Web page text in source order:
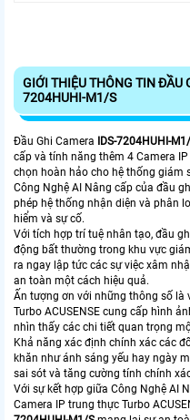
GIỚI THIỆU THÔNG TIN ĐẦU
7204HUHI-M1/S
Đầu Ghi Camera IDS-7204HUHI-
cấp và tính năng thêm 4 Camera
chọn hoàn hảo cho hệ thống giám
Công Nghệ AI Nâng cấp của đầu
phép hệ thống nhận diện và phân
hiểm và sự cố.
Với tích hợp trí tuệ nhân tạo, đầu
động bất thường trong khu vực
ra ngay lập tức các sự việc xâm
an toàn một cách hiệu quả.
Ấn tượng ơn với những thông số là
Turbo ACUSENSE cung cấp hình
nhìn thấy các chi tiết quan trọng
Khả năng xác định chính xác các
khăn như ánh sáng yếu hay ngày
sai sót và tăng cường tính chính
Với sự kết hợp giữa Công Nghệ AI
Camera IP trung thực Turbo